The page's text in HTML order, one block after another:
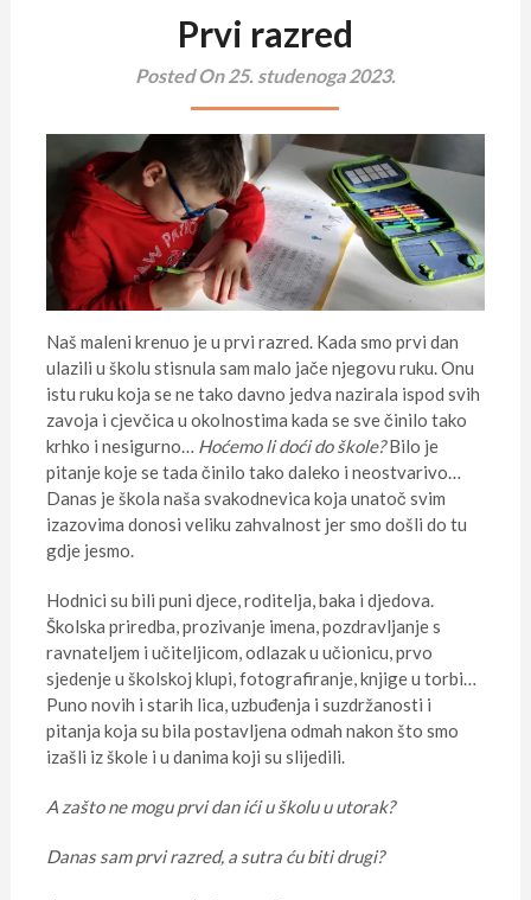
Prvi razred
Posted On 25. studenoga 2023.
Naš maleni krenuo je u prvi razred. Kada smo prvi dan
ulazili u školu stisnula sam malo jače njegovu ruku. Onu
istu ruku koja se ne tako davno jedva nazirala ispod svih
zavoja i cjevčica u okolnostima kada se sve činilo tako
krhko i nesigurno…
Hoćemo li doći do škole?Bilo je
pitanje koje se tada činilo tako daleko i neostvarivo…
Danas je škola naša svakodnevica koja unatoč svim
izazovima donosi veliku zahvalnost jer smo došli do tu
gdje jesmo.
Hodnici su bili puni djece, roditelja, baka i djedova.
Školska priredba, prozivanje imena, pozdravljanje s
ravnateljem i učiteljicom, odlazak u učionicu, prvo
sjedenje u školskoj klupi, fotografiranje, knjige u torbi…
Puno novih i starih lica, uzbuđenja i suzdržanosti i
pitanja koja su bila postavljena odmah nakon što smo
izašli iz škole i u danima koji su slijedili.
A zašto ne mogu prvi dan ići u školu u utorak?
Danas sam prvi razred, a sutra ću biti drugi?